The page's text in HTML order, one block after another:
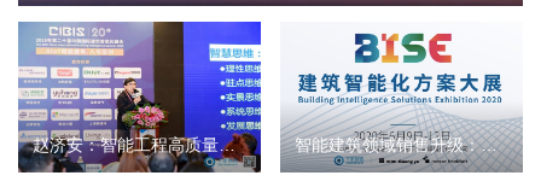
赵济安：智能工程高质量提升持续的若干明示和探讨 智能建筑领域销售升级：从卖产品到卖方案